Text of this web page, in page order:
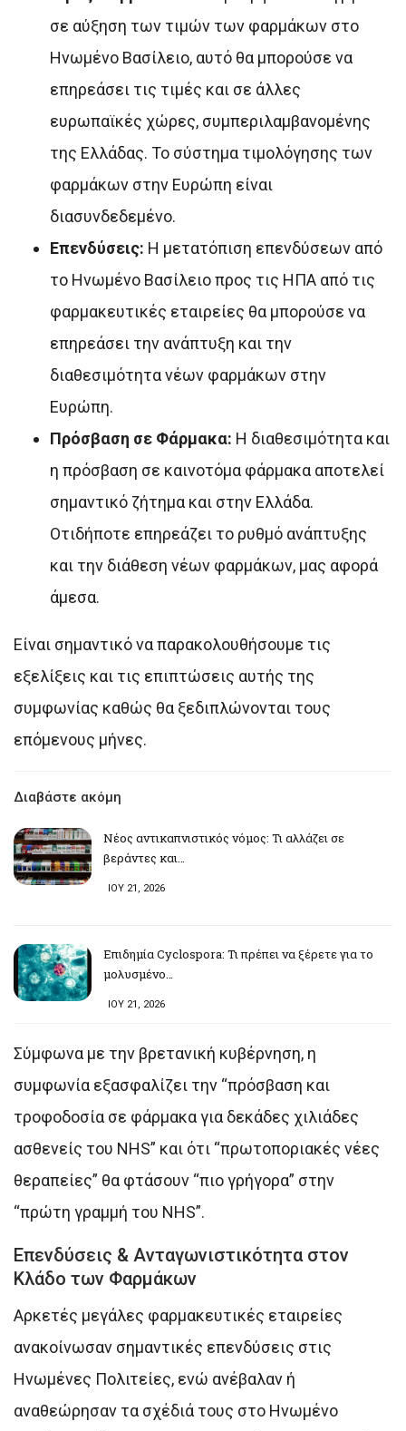
σε αύξηση των τιμών των φαρμάκων στο
Ηνωμένο Βασίλειο, αυτό θα μπορούσε να
επηρεάσει τις τιμές και σε άλλες
ευρωπαϊκές χώρες, συμπεριλαμβανομένης
της Ελλάδας. Το σύστημα τιμολόγησης των
φαρμάκων στην Ευρώπη είναι
διασυνδεδεμένο.
Επενδύσεις: Η μετατόπιση επενδύσεων από
το Ηνωμένο Βασίλειο προς τις ΗΠΑ από τις
φαρμακευτικές εταιρείες θα μπορούσε να
επηρεάσει την ανάπτυξη και την
διαθεσιμότητα νέων φαρμάκων στην
Ευρώπη.
Πρόσβαση σε Φάρμακα: Η διαθεσιμότητα και
η πρόσβαση σε καινοτόμα φάρμακα αποτελεί
σημαντικό ζήτημα και στην Ελλάδα.
Οτιδήποτε επηρεάζει το ρυθμό ανάπτυξης
και την διάθεση νέων φαρμάκων, μας αφορά
άμεσα.
Είναι σημαντικό να παρακολουθήσουμε τις
εξελίξεις και τις επιπτώσεις αυτής της
συμφωνίας καθώς θα ξεδιπλώνονται τους
επόμενους μήνες.
Διαβάστε ακόμη
Νέος αντικαπνιστικός νόμος: Τι αλλάζει σε
βεράντες και…
ΙΟΥ 21, 2026
Επιδημία Cyclospora: Τι πρέπει να ξέρετε για το
μολυσμένο…
ΙΟΥ 21, 2026
Σύμφωνα με την βρετανική κυβέρνηση, η
συμφωνία εξασφαλίζει την “πρόσβαση και
τροφοδοσία σε φάρμακα για δεκάδες χιλιάδες
ασθενείς του NHS” και ότι “πρωτοποριακές νέες
θεραπείες” θα φτάσουν “πιο γρήγορα” στην
“πρώτη γραμμή του NHS”.
Επενδύσεις & Ανταγωνιστικότητα στον
Κλάδο των Φαρμάκων
Αρκετές μεγάλες φαρμακευτικές εταιρείες
ανακοίνωσαν σημαντικές επενδύσεις στις
Ηνωμένες Πολιτείες, ενώ ανέβαλαν ή
αναθεώρησαν τα σχέδιά τους στο Ηνωμένο